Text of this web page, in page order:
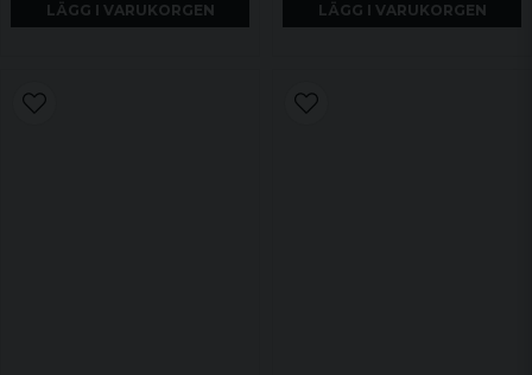
LÄGG I VARUKORGEN LÄGG I VARUKORGEN